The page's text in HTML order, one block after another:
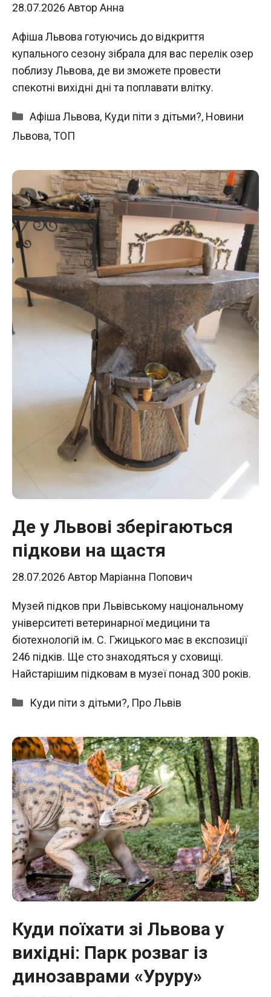
28.07.2026 Автор Анна
Афіша Львова готуючись до відкриття
купального сезону зібрала для вас перелік озер
поблизу Львова, де ви зможете провести
спекотні вихідні дні та поплавати влітку.
Категорії
Афіша Львова, Куди піти з дітьми?, Новини
Львова,ТОП
Де у Львові зберігаються
підкови на щастя
28.07.2026 Автор Маріанна Попович
Музей підков при Львівському національному
університеті ветеринарної медицини та
біотехнологій ім. С. Гжицького має в експозиції
246 підків. Ще сто знаходяться у сховищі.
Найстарішим підковам в музеї понад 300 років.
Категорії
Куди піти з дітьми?, Про Львів
Куди поїхати зі Львова у
вихідні: Парк розваг із
динозаврами «Уруру»